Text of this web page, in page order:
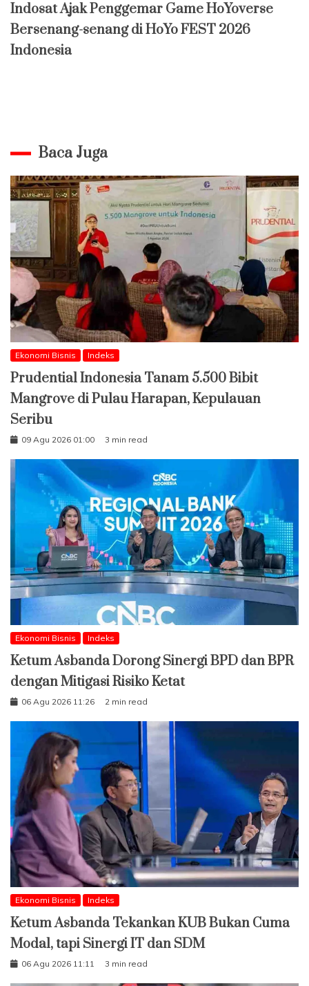
Indosat Ajak Penggemar Game HoYoverse
Bersenang-senang di HoYo FEST 2026
Indonesia
Baca Juga
Ekonomi Bisnis Indeks
Prudential Indonesia Tanam 5.500 Bibit
Mangrove di Pulau Harapan, Kepulauan
Seribu
09 Agu 2026 01:00 3 min read
Ekonomi Bisnis Indeks
Ketum Asbanda Dorong Sinergi BPD dan BPR
dengan Mitigasi Risiko Ketat
06 Agu 2026 11:26 2 min read
Ekonomi Bisnis Indeks
Ketum Asbanda Tekankan KUB Bukan Cuma
Modal, tapi Sinergi IT dan SDM
06 Agu 2026 11:11 3 min read